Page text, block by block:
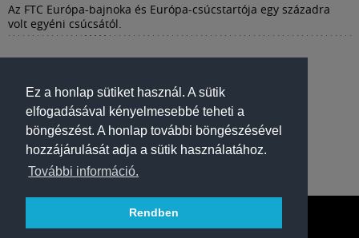
Ez a honlap sütiket használ. A sütik
elfogadásával kényelmesebbé teheti a
böngészést. A honlap további böngészésével
hozzájárulását adja a sütik használatához.
További információ.
Rendben
Az FTC Európa-bajnoka és Európa-csúcstartója egy századra
volt egyéni csúcsától.